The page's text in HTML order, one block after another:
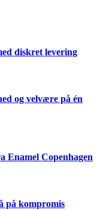
diskret levering
og velvære på én
Enamel Copenhagen
på kompromis